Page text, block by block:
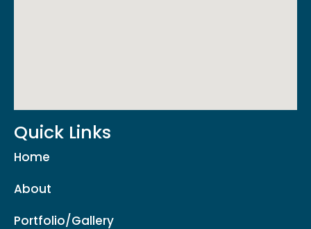
Quick Links
Home
About
Portfolio/Gallery